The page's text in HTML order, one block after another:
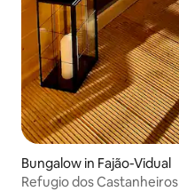
Bungalow in Fajão-Vidual
Refugio dos Castanheiros